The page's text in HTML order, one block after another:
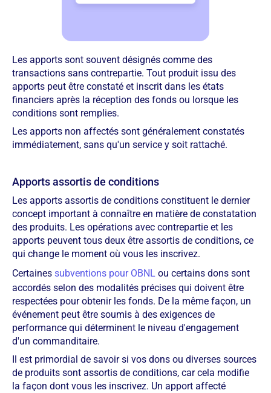
Les apports sont souvent désignés comme des
transactions sans contrepartie. Tout produit issu des
apports peut être constaté et inscrit dans les états
financiers après la réception des fonds ou lorsque les
conditions sont remplies.
Les apports non affectés sont généralement constatés
immédiatement, sans qu'un service y soit rattaché.
Apports assortis de conditions
Les apports assortis de conditions constituent le dernier
concept important à connaître en matière de constatation
des produits. Les opérations avec contrepartie et les
apports peuvent tous deux être assortis de conditions, ce
qui change le moment où vous les inscrivez.
Certaines subventions pour OBNL ou certains dons sont
accordés selon des modalités précises qui doivent être
respectées pour obtenir les fonds. De la même façon, un
événement peut être soumis à des exigences de
performance qui déterminent le niveau d'engagement
d'un commanditaire.
Il est primordial de savoir si vos dons ou diverses sources
de produits sont assortis de conditions, car cela modifie
la façon dont vous les inscrivez. Un apport affecté